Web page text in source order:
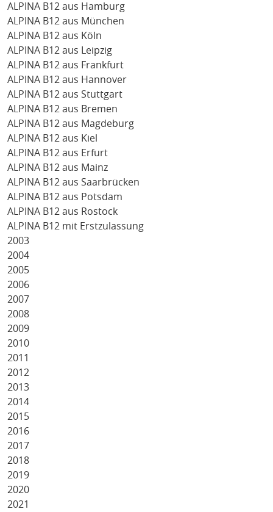
ALPINA B12 aus Hamburg
ALPINA B12 aus München
ALPINA B12 aus Köln
ALPINA B12 aus Leipzig
ALPINA B12 aus Frankfurt
ALPINA B12 aus Hannover
ALPINA B12 aus Stuttgart
ALPINA B12 aus Bremen
ALPINA B12 aus Magdeburg
ALPINA B12 aus Kiel
ALPINA B12 aus Erfurt
ALPINA B12 aus Mainz
ALPINA B12 aus Saarbrücken
ALPINA B12 aus Potsdam
ALPINA B12 aus Rostock
ALPINA B12 mit Erstzulassung
2003
2004
2005
2006
2007
2008
2009
2010
2011
2012
2013
2014
2015
2016
2017
2018
2019
2020
2021